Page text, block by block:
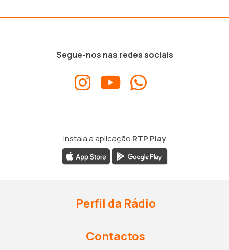
Segue-nos nas redes sociais
Instala a aplicação RTP Play
Perfil da Rádio
Contactos